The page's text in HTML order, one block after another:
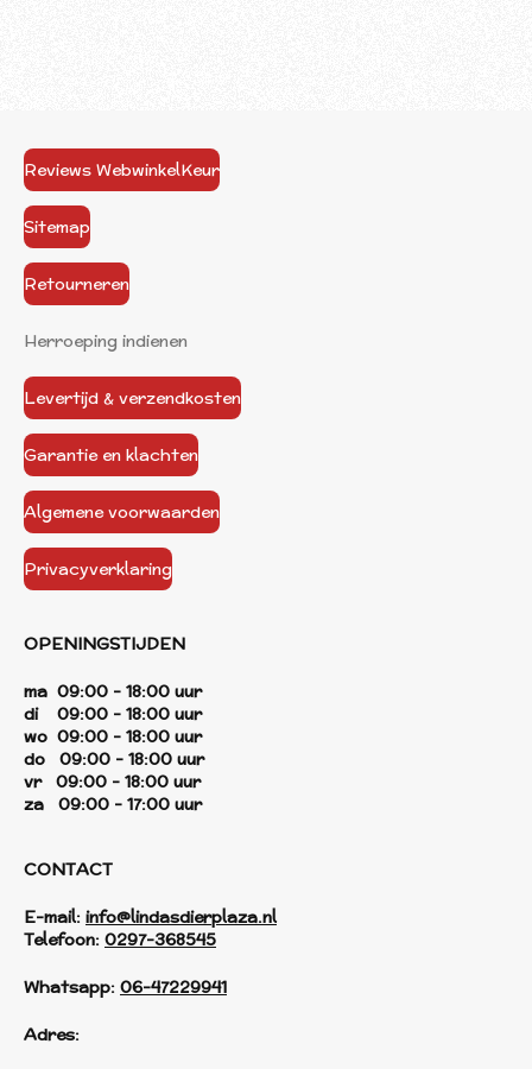
Reviews WebwinkelKeur
Sitemap
Retourneren
Herroeping indienen
Levertijd & verzendkosten
Garantie en klachten
Algemene voorwaarden
Privacyverklaring
OPENINGSTIJDEN
ma 09:00 - 18:00 uur
di 09:00 - 18:00 uur
wo 09:00 - 18:00 uur
do 09:00 - 18:00 uur
vr 09:00 - 18:00 uur
za 09:00 - 17:00 uur
CONTACT
E-mail: info@lindasdierplaza.nl
Telefoon: 0297-368545
Whatsapp: 06-47229941
Adres: